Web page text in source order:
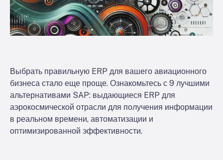
Выбрать правильную ERP для вашего авиационного
бизнеса стало еще проще. Ознакомьтесь с 9 лучшими
альтернативами SAP: выдающиеся ERP для
аэрокосмической отрасли для получения информации
в реальном времени, автоматизации и
оптимизированной эффективности.